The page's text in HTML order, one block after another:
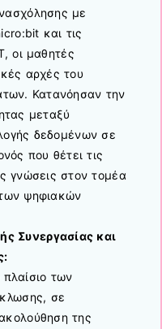
με
και τις
οι μαθητές
αρχές του
Κατανόησαν την
μεταξύ
δεδομένων σε
που θέτει τις
γνώσεις στον τομέα
ψηφιακών
Συνεργασίας και
των
σε
της